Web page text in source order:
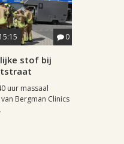
0
stof bij
uur massaal
Bergman Clinics